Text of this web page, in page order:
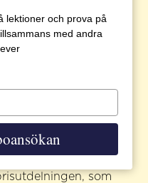
i Design and
till vinnare i
i den
School Awards
som
lektioner och prova på
med andra